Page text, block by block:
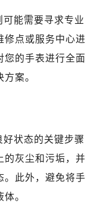
能需要寻求专业
修点或服务中心进
您的手表进行全面
案。
状态的关键步骤
的灰尘和污垢，并
。此外，避免将手
。